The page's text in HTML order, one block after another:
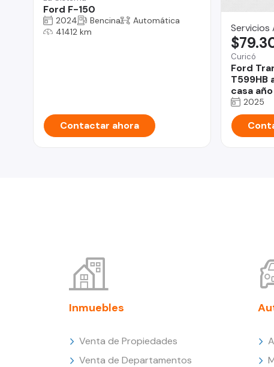
Ford F-150
2024 Bencina
Automática
41412 km
Contactar ahora
Servicios
Curicó
Ford
T599HB
casa
2025
Inmuebles
Venta de Propiedades
Venta de Departamentos